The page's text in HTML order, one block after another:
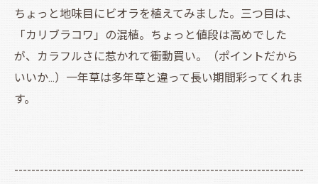
ちょっと地味目にビオラを植えてみました。三つ目は、
「カリブラコワ」の混植。ちょっと値段は高めでした
が、カラフルさに惹かれて衝動買い。（ポイントだから
いいか...）一年草は多年草と違って長い期間彩ってくれま
す。
--------------------------------------------------------------------